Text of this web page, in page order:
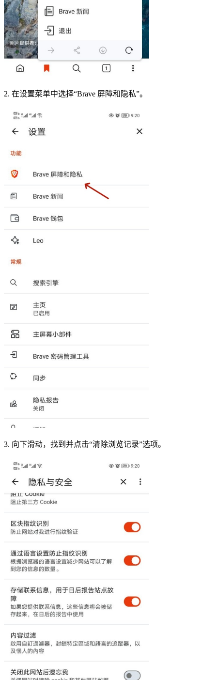
2. 在设置菜单中选择“Brave 屏障和隐私”。
3. 向下滑动，找到并点击“清除浏览记录”选项。